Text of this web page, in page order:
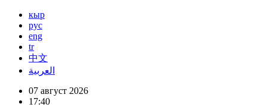
кыр
рус
eng
tr
中文
العربية
07 август 2026
17:40